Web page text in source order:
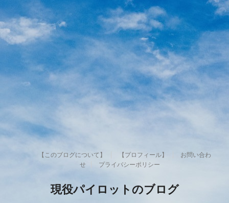
【このブログについて】 【プロフィール】
お問い合わ
せ
プライバシーポリシー
現役パイロットのブログ